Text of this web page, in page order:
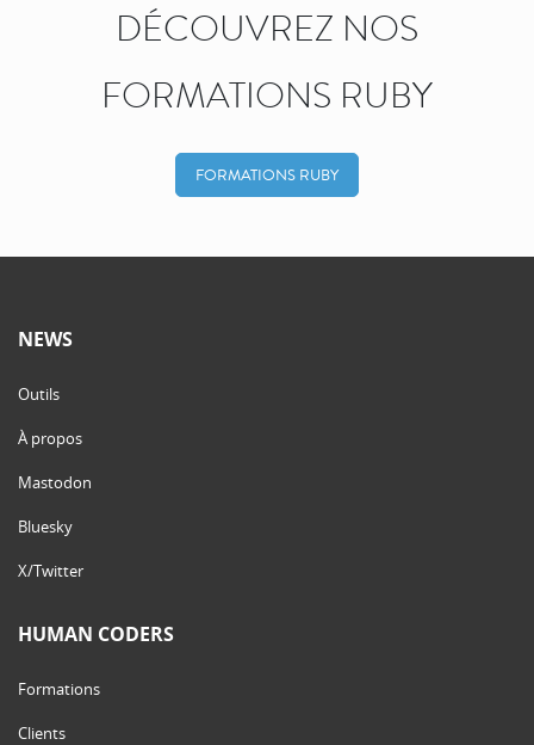
DÉCOUVREZ NOS
FORMATIONS RUBY
FORMATIONS RUBY
NEWS
Outils
À propos
Mastodon
Bluesky
X/Twitter
HUMAN CODERS
Formations
Clients